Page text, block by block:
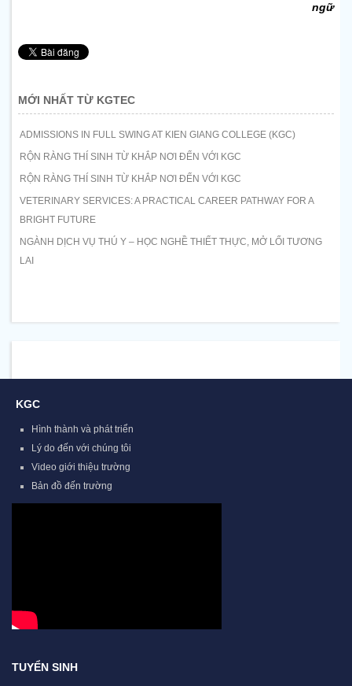
ngữ
MỚI NHẤT TỪ KGTEC
ADMISSIONS IN FULL SWING AT KIEN GIANG COLLEGE (KGC)
RỘN RÀNG THÍ SINH TỪ KHẮP NƠI ĐẾN VỚI KGC
RỘN RÀNG THÍ SINH TỪ KHẮP NƠI ĐẾN VỚI KGC
VETERINARY SERVICES: A PRACTICAL CAREER PATHWAY FOR A
BRIGHT FUTURE
NGÀNH DỊCH VỤ THÚ Y – HỌC NGHỀ THIẾT THỰC, MỞ LỐI TƯƠNG
LAI
KGC
Hình thành và phát triển
Lý do đến với chúng tôi
Video giới thiệu trường
Bản đồ đến trường
TUYỂN SINH